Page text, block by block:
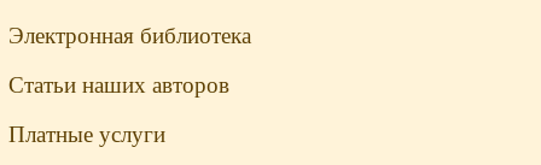
Электронная библиотека
Статьи наших авторов
Платные услуги